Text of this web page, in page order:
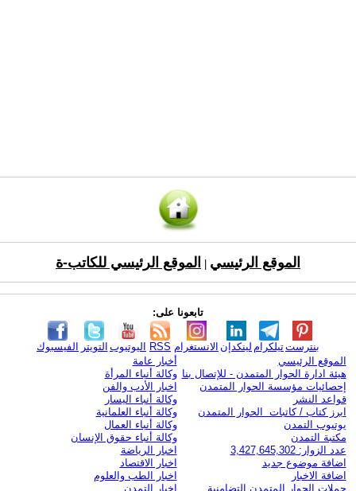
الموقع الرئيسي الموقع الرئيسي للكاتب-ة
تابعونا على:
الفيسبوك التويتر اليوتيوب RSS الانستغرام لينكدإن تيلكرامبنترست
الموقع الرئيسي
هيئة ادارة الحوار المتمدن - للإتصال بنا
إحصائيات مؤسسة الحوار المتمدن
قواعد النشر
ابرز كتاب / كاتبات الحوار المتمدن
يوتيوب التمدن
مكتبة التمدن
عدد الزوار: 3,427,645,302
اضافة موضوع جديد
اضافة الاخبار
حملات الحوار المتمدن التضامنية
أخبار عامة
وكالة أنباء المرأة
اخبار الأدب والفن
وكالة أنباء اليسار
وكالة أنباء العلمانية
وكالة أنباء العمال
وكالة أنباء حقوق الإنسان
اخبار الرياضة
اخبار الاقتصاد
اخبار الطب والعلوم
اخبار التمدن